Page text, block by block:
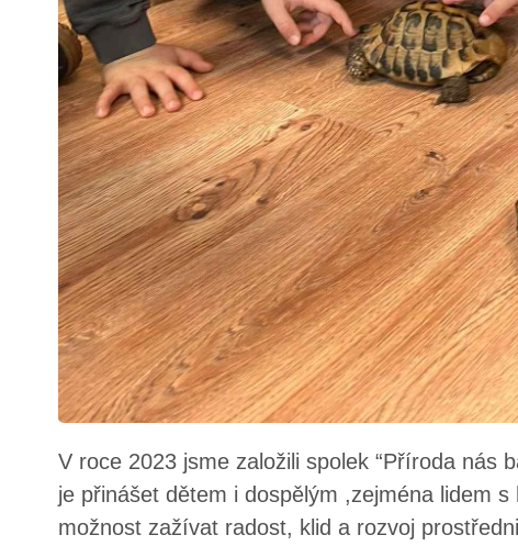
V roce 2023 jsme založili spolek “Příroda nás
je přinášet dětem i dospělým ,zejména lidem
možnost zažívat radost, klid a rozvoj